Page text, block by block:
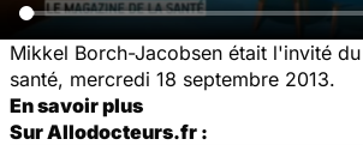
Mikkel Borch-Jacobsen était l'invité
santé, mercredi 18 septembre 2013.
En savoir plus
Sur Allodocteurs.fr :